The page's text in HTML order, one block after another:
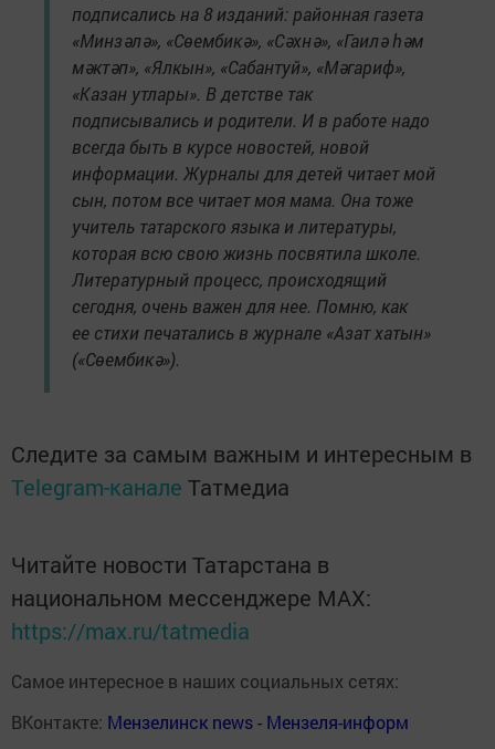
подписались на 8 изданий: районная газета
«Минзәлә», «Сөембикә», «Сәхнә», «Гаилә һәм
мәктәп», «Ялкын», «Сабантуй», «Мәгариф»,
«Казан утлары». В детстве так
подписывались и родители. И в работе надо
всегда быть в курсе новостей, новой
информации. Журналы для детей читает мой
сын, потом все читает моя мама. Она тоже
учитель татарского языка и литературы,
которая всю свою жизнь посвятила школе.
Литературный процесс, происходящий
сегодня, очень важен для нее. Помню, как
ее стихи печатались в журнале «Азат хатын»
(«Сөембикә»).
Следите за самым важным и интересным в
Telegram-канале Татмедиа
Читайте новости Татарстана в
национальном мессенджере MАХ:
https://max.ru/tatmedia
Самое интересное в наших социальных сетях:
ВКонтакте: Мензелинск news - Мензеля-информ